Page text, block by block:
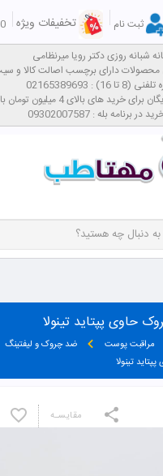
ثبت نام تخفیفات ویژه 0
خرید های بالای 4 میلیون تومان با پست پیشتاز
برنامه بله : 09302007587
حاوی پپتاید تینولا
مراقبت پوست ضد چروک و لیفتینگ
تینولا
مقایسـه